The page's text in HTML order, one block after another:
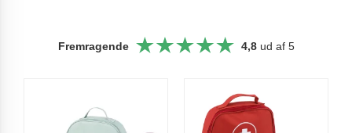
Fremragende 4,8ud af 5